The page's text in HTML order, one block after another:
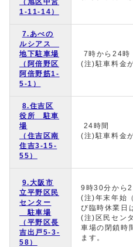
（旭区中宮
1-11-14）
7.あべの
ルシアス
地下駐車場
（阿倍野区
阿倍野筋1-
5-1）
7時から24時
(注)駐車料金
8.住吉区
役所 駐車
場
（住吉区南
住吉3-15-
55）
24時間
(注)駐車料金
9.大阪市
立平野区民
センター
駐車場
（平野区長
吉出戸5-3-
58）
9時30分から
(注)年末年始
び臨時休業日
(注)区民セン
車場の閉鎖時
ます。